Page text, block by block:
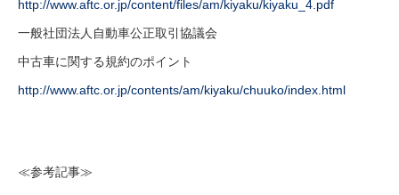
http://www.aftc.or.jp/content/files/am/kiyaku/kiyaku_4.pdf
一般社団法人自動車公正取引協議会
中古車に関する規約のポイント
http://www.aftc.or.jp/contents/am/kiyaku/chuuko/index.html
≪参考記事≫